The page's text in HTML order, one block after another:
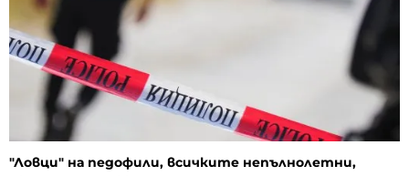
"Ловци" на педофили, всичките непълнолетни,